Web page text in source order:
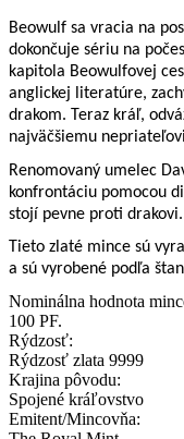
Beowulf sa vracia na
dokončuje sériu na
kapitola Beowulfovej
anglickej literatúre,
drakom. Teraz kráľ,
najväčšiemu
Renomovaný umelec
konfrontáciu pomocou
stojí pevne proti drakovi.
Tieto zlaté mince sú
a sú vyrobené podľa
Nominálna hodnota
100 PF.
Rýdzosť:
Rýdzosť zlata 9999
Krajina pôvodu:
Spojené kráľovstvo
Emitent/Mincovňa: